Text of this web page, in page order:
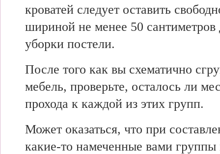
кроватей следует оставить
шириной не менее 50 сантиметров
уборки постели.
После того как вы схематично
мебель, проверьте, осталось ли
прохода к каждой из этих групп.
Может оказаться, что при
какие-то намеченные вами группы